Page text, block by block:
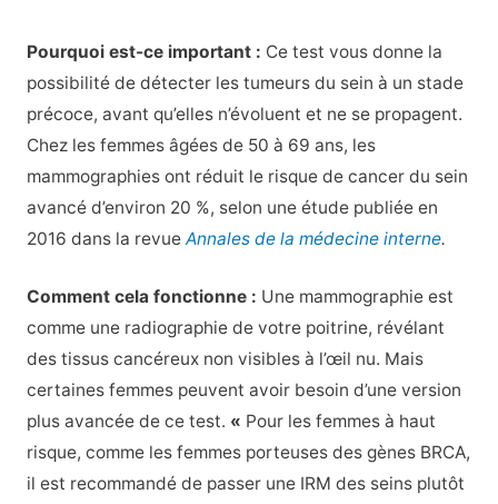
Pourquoi est-ce important : Ce test vous donne la
possibilité de détecter les tumeurs du sein à un stade
précoce, avant qu’elles n’évoluent et ne se propagent.
Chez les femmes âgées de 50 à 69 ans, les
mammographies ont réduit le risque de cancer du sein
avancé d’environ 20 %, selon une étude publiée en
2016 dans la revue Annales de la médecine interne.
Comment cela fonctionne : Une mammographie est
comme une radiographie de votre poitrine, révélant
des tissus cancéreux non visibles à l’œil nu. Mais
certaines femmes peuvent avoir besoin d’une version
plus avancée de ce test. « Pour les femmes à haut
risque, comme les femmes porteuses des gènes BRCA,
il est recommandé de passer une IRM des seins plutôt